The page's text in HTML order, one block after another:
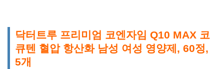
닥터트루 프리미엄 코엔자임 Q10 MAX 코
큐텐 혈압 항산화 남성 여성 영양제, 60정,
5개